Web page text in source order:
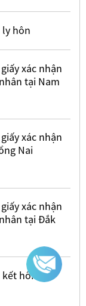
ly hôn
xác nhận
tại Nam
xác nhận
Nai
xác nhận
tại Đắk
hôn